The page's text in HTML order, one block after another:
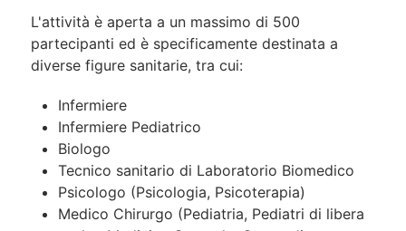
L'attività è aperta a un massimo di 500
partecipanti ed è specificamente destinata a
diverse figure sanitarie, tra cui:
Infermiere
Infermiere Pediatrico
Biologo
Tecnico sanitario di Laboratorio Biomedico
Psicologo (Psicologia, Psicoterapia)
Medico Chirurgo (Pediatria, Pediatri di libera